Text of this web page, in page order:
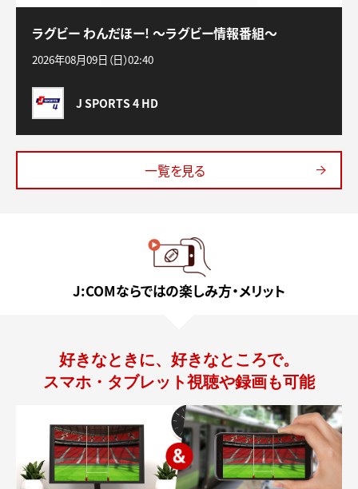
ラグビー わんだほー! 〜ラグビー情報番組〜
2026年08月09日（日）02:40
J SPORTS 4 HD
一覧を見る
J:COMならではの楽しみ方・メリット
好きなときに、好きなところで。
スマホ・タブレット視聴や録画も可能